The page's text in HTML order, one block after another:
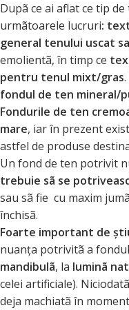
Dupã ce ai aflat ce tip
urmãtoarele lucruri:
general tenului uscat
emolientã, în timp ce
pentru tenul mixt/gras
fondul de ten mineral/
Fondurile de ten
mare, iar în prezent
astfel de produse
Un fond de ten potrivit
trebuie sã se
sau sã fie cu maxim
închisã.
Foarte important de
nuanţa potrivitã a
mandibulã, la luminã
celei artificiale).
deja machiatã în